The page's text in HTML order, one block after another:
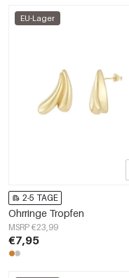
EU-Lager
2-5 TAGE
Ohrringe Tropfen
MSRP €23,99
€7,95